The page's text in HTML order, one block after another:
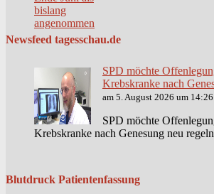
Newsfeed tagesschau.de
SPD möchte
Krebskranke nach
am 5. August 2026 um 14:26
SPD möchte
Krebskranke nach Genesung neu regeln
Blutdruck Patientenfassung